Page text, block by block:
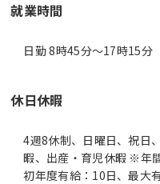
就業時間
日勤 8時45分〜17時15分
休日休暇
4週8休制、日曜日、祝日
暇、出産・育児休暇 ※年
初年度有給：10日、最大